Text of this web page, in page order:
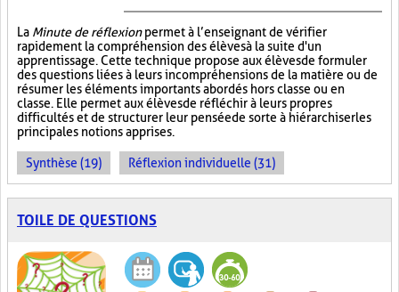
La Minute de réflexionpermet à l’enseignant de vérifier
rapidement la compréhension des élèves à la suite d'un
apprentissage. Cette technique propose aux élèves de formuler
des questions liées à leurs incompréhensions de la matière ou de
résumer les éléments importants abordés hors classe ou en
classe. Elle permet aux élèves de réfléchir à leurs propres
difficultés et de structurer leur pensée de sorte à hiérarchiser les
principales notions apprises.
Synthèse (19) Réflexion individuelle (31)
TOILE DE QUESTIONS